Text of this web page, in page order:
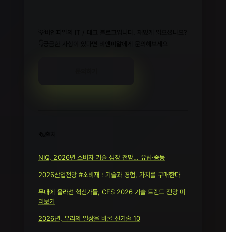
NIQ, 2026년 소비자 기술 성장 전망… 유럽·중동
2026산업전망 #소비재 : 기술과 경험, 가치를 구매한다
무대에 올라선 혁신가들, CES 2026 기술 트렌드 전망 미
리보기
2026년, 우리의 일상을 바꿀 신기술 10